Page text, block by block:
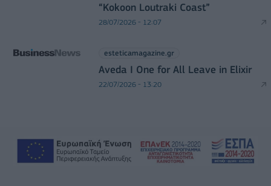
“Kokoon Loutraki Coast”
28/07/2026 - 12:07
esteticamagazine.gr
Aveda I One for All Leave in Elixir
22/07/2026 - 13:20